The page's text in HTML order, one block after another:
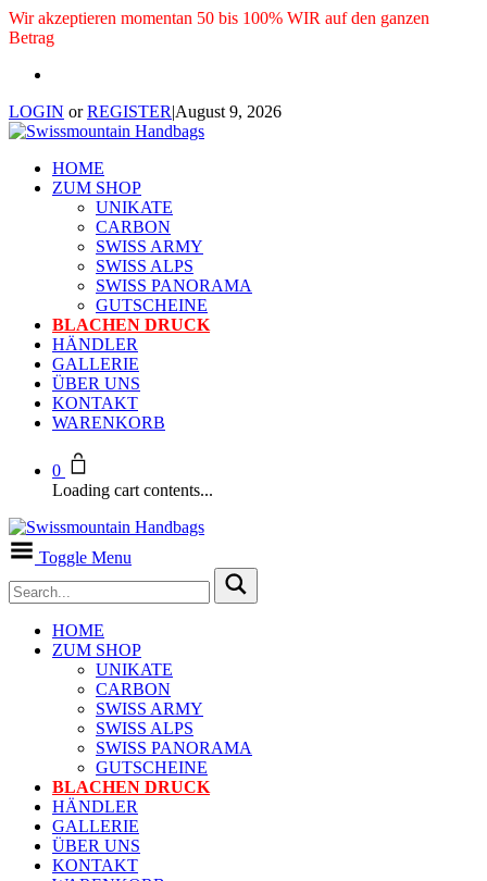
Wir akzeptieren momentan 50 bis 100% WIR auf den ganzen
Betrag
LOGIN orREGISTER|August 9, 2026
HOME
ZUM SHOP
UNIKATE
CARBON
SWISS ARMY
SWISS ALPS
SWISS PANORAMA
GUTSCHEINE
BLACHEN DRUCK
HÄNDLER
GALLERIE
ÜBER UNS
KONTAKT
WARENKORB
0
Loading cart contents...
Toggle Menu
HOME
ZUM SHOP
UNIKATE
CARBON
SWISS ARMY
SWISS ALPS
SWISS PANORAMA
GUTSCHEINE
BLACHEN DRUCK
HÄNDLER
GALLERIE
ÜBER UNS
KONTAKT